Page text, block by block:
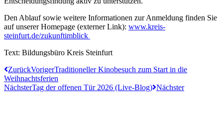
Den Ablauf sowie weitere Informationen zur Anmeldung finden Sie
auf unserer Homepage (externer Link): www.kreis-
steinfurt.de/zukunftimblick
Text: Bildungsbüro Kreis Steinfurt
ZurückVorigerTraditioneller Kinobesuch zum Start in die
Weihnachtsferien
NächsterTag der offenen Tür 2026 (Live-Blog) Nächster